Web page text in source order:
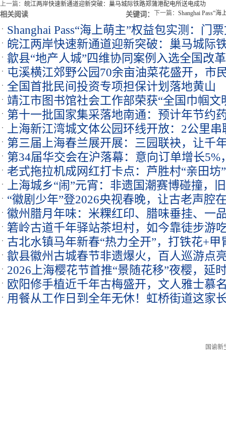
上一篇： 皖江两岸快速新通道迎新突破：巢马城际铁路郑蒲港配电所送电成功
下一篇： Shanghai Pass“
相关阅读 关键词：
Shanghai Pass“海上萌主”权益包实测：门
皖江两岸快速新通道迎新突破：巢马城际
成功
歙县“地产人城”四维协同案例入选全国改
屯溪横江郊野公园70余亩油菜花盛开，市
全国首批民间投资专项担保计划落地黄山
靖江市图书馆社会工作部荣获“全国巾帼文
第十一批国家集采落地南通：预计年节约
上海新江湾城文体公园环线开放：2公里
第三届上海春兰展开展：三园联袂，让千
第34届华交会在沪落幕：意向订单增长5%
双优化
老式拖拉机成网红打卡点：芦胜村“亲田坊
治愈上海城乡“闹”元宵：非遗国潮赛博碰撞，
“徽剧少年”登2026央视春晚，让古老声腔
徽州腊月年味：米粿红印、腊味垂挂、一
都是团圆
箬岭古道千年驿站茶坦村，如今靠徒步游
古北水镇马年新春“热力全开”，打铁花+
浓歙县徽州古城春节非遗爆火，百人巡游点
2026上海樱花节首推“景随花移”夜樱，延
欧阳修手植近千年古梅盛开，文人雅士慕
用餐从工作日到全年无休！虹桥街道这家
国谕新